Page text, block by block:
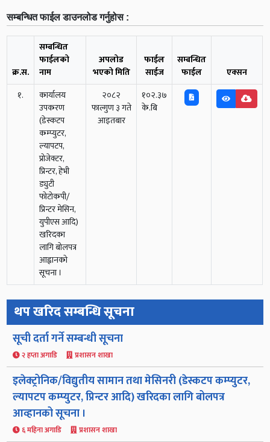
सम्बन्धित फाईल डाउनलोड गर्नुहोस :
क्र.स.
सम्बन्धित
फाईलको
नाम
अपलोड
भएको मिति
फाईल
साईज
सम्बन्धित
फाईल
एक्सन
१.
कार्यालय
उपकरण
(डेस्कटप
कम्प्युटर,
ल्यापटप,
प्रोजेक्टर,
प्रिन्टर, हेभी
ड्युटी
फोटोकपी/
प्रिन्टर मेसिन,
युपीएस आदि)
खरिदका
लागि बोलपत्र
आह्वानको
सूचना ।
२०८२
फाल्गुण ३ गते
आइतबार
१०२.३७
के.बि
थप खरिद सम्बन्धि सूचना
सूची दर्ता गर्ने सम्बन्धी सूचना
२ हप्ता अगाडि प्रशासन शाखा
इलेक्ट्रोनिक/विद्युतीय सामान तथा मेसिनरी (डेस्कटप कम्प्युटर,
ल्यापटप कम्प्युटर, प्रिन्टर आदि) खरिदका लागि बोलपत्र
आव्हानको सूचना ।
६ महिना अगाडि प्रशासन शाखा